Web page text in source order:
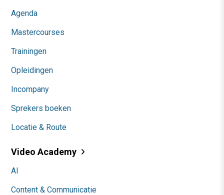
Agenda
Mastercourses
Trainingen
Opleidingen
Incompany
Sprekers boeken
Locatie & Route
Video Academy
AI
Content & Communicatie